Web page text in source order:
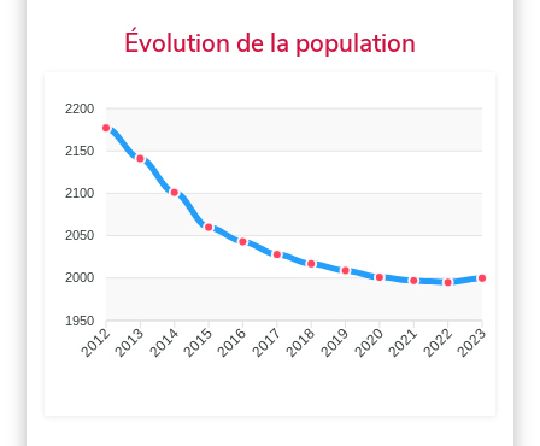
Évolution de la population
2200
2150
2100
2050
2000
1950
201220132014201520162017 20182019 2020202120222023